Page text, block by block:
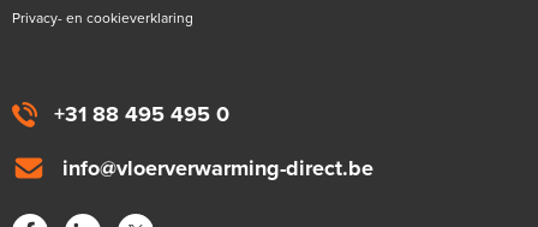
+31 88 495 495 0
info@vloerverwarming-direct.be
Privacy- en cookieverklaring